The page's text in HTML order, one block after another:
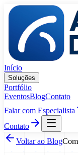
Pular para o conteúdo
Início
Soluções
Portfólio
EventosBlogContato
Falar com Especialista
Contato
Voltar ao Blog